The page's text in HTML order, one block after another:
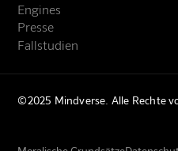
Engines
Presse
Fallstudien
©2025 Mindverse. Alle Rechte